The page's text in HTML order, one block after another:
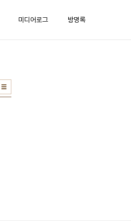
미디어로그 방명록